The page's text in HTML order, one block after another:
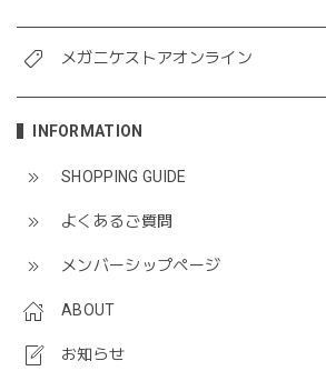
メガニケストアオンライン
INFORMATION
SHOPPING GUIDE
よくあるご質問
メンバーシップページ
ABOUT
お知らせ